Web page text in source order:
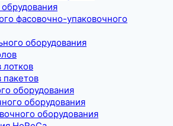
фасовочно-упаковочного
оборудования
оборудования
оборудования
оборудования